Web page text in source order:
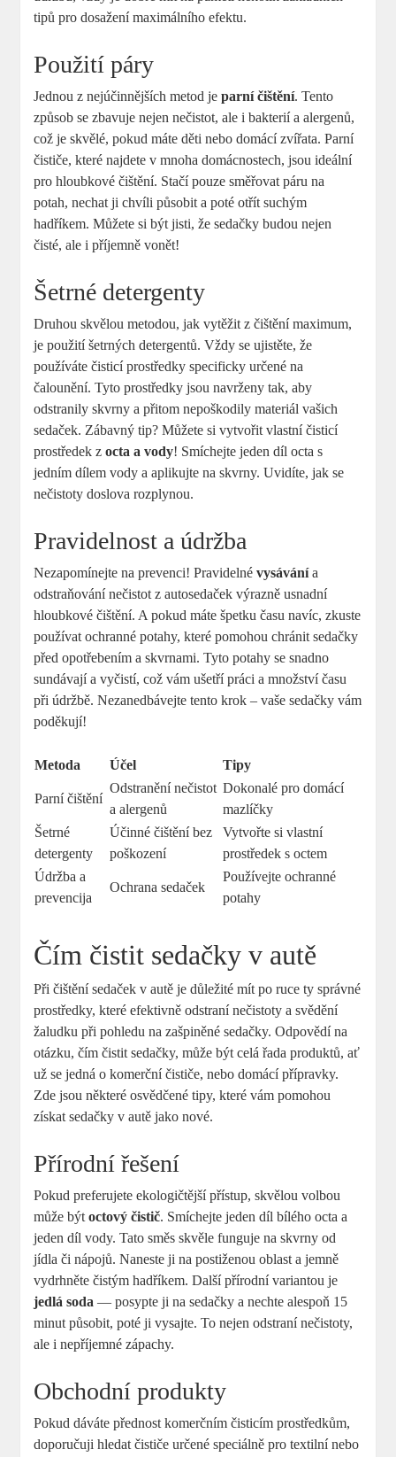
tipů pro dosažení maximálního efektu.
Použití páry
Jednou z nejúčinnějších metod jeparní čištění. Tento
způsob se zbavuje nejen nečistot, ale i bakterií a alergenů,
což je skvělé, pokud máte děti nebo domácí zvířata. Parní
čističe, které najdete v mnoha domácnostech, jsou ideální
pro hloubkové čištění. Stačí pouze směřovat páru na
potah, nechat ji chvíli působit a poté otřít suchým
hadříkem. Můžete si být jisti, že sedačky budou nejen
čisté, ale i příjemně vonět!
Šetrné detergenty
Druhou skvělou metodou, jak vytěžit z čištění maximum,
je použití šetrných detergentů. Vždy se ujistěte, že
používáte čisticí prostředky specificky určené na
čalounění. Tyto prostředky jsou navrženy tak, aby
odstranily skvrny a přitom nepoškodily materiál vašich
sedaček. Zábavný tip? Můžete si vytvořit vlastní čisticí
prostředek zocta a vody! Smíchejte jeden díl octa s
jedním dílem vody a aplikujte na skvrny. Uvidíte, jak se
nečistoty doslova rozplynou.
Pravidelnost a údržba
Nezapomínejte na prevenci! Pravidelnévysávánía
odstraňování nečistot z autosedaček výrazně usnadní
hloubkové čištění. A pokud máte špetku času navíc, zkuste
používat ochranné potahy, které pomohou chránit sedačky
před opotřebením a skvrnami. Tyto potahy se snadno
sundávají a vyčistí, což vám ušetří práci a množství času
při údržbě. Nezanedbávejte tento krok – vaše sedačky vám
poděkují!
Metoda Účel Tipy
Parní čištění
Odstranění nečistot
a alergenů
Dokonalé pro domácí
mazlíčky
Šetrné
detergenty
Účinné čištění bez
poškození
Vytvořte si vlastní
prostředek s octem
Údržba a
prevencija
Ochrana sedaček
Používejte ochranné
potahy
Čím čistit sedačky v autě
Při čištění sedaček v autě je důležité mít po ruce ty správné
prostředky, které efektivně odstraní nečistoty a svědění
žaludku při pohledu na zašpiněné sedačky. Odpovědí na
otázku, čím čistit sedačky, může být celá řada produktů, ať
už se jedná o komerční čističe, nebo domácí přípravky.
Zde jsou některé osvědčené tipy, které vám pomohou
získat sedačky v autě jako nové.
Přírodní řešení
Pokud preferujete ekologičtější přístup, skvělou volbou
může býtoctový čistič. Smíchejte jeden díl bílého octa a
jeden díl vody. Tato směs skvěle funguje na skvrny od
jídla či nápojů. Naneste ji na postiženou oblast a jemně
vydrhněte čistým hadříkem. Další přírodní variantou je
jedlá soda — posypte ji na sedačky a nechte alespoň 15
minut působit, poté ji vysajte. To nejen odstraní nečistoty,
ale i nepříjemné zápachy.
Obchodní produkty
Pokud dáváte přednost komerčním čisticím prostředkům,
doporučuji hledat čističe určené speciálně pro textilní nebo